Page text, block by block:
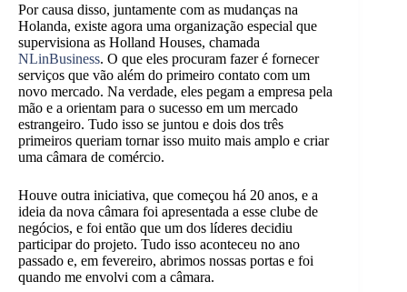
Por causa disso, juntamente com as mudanças na
Holanda, existe agora uma organização especial que
supervisiona as Holland Houses, chamada
NLinBusiness. O que eles procuram fazer é fornecer
serviços que vão além do primeiro contato com um
novo mercado. Na verdade, eles pegam a empresa pela
mão e a orientam para o sucesso em um mercado
estrangeiro. Tudo isso se juntou e dois dos três
primeiros queriam tornar isso muito mais amplo e criar
uma câmara de comércio.
Houve outra iniciativa, que começou há 20 anos, e a
ideia da nova câmara foi apresentada a esse clube de
negócios, e foi então que um dos líderes decidiu
participar do projeto. Tudo isso aconteceu no ano
passado e, em fevereiro, abrimos nossas portas e foi
quando me envolvi com a câmara.